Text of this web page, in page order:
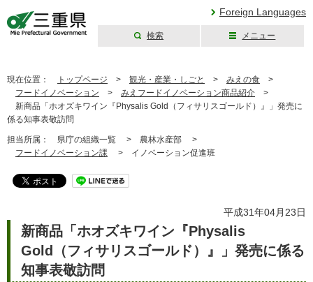
Foreign Languages
検索 メニュー
現在位置： トップページ > 観光・産業・しごと > みえの食 >
フードイノベーション > みえフードイノベーション商品紹介 >
新商品「ホオズキワイン『Physalis Gold（フィサリスゴールド）』」発売に
係る知事表敬訪問
担当所属： 県庁の組織一覧 > 農林水産部 >
フードイノベーション課 > イノベーション促進班
平成31年04月23日
新商品「ホオズキワイン『Physalis
Gold（フィサリスゴールド）』」発売に係る
知事表敬訪問